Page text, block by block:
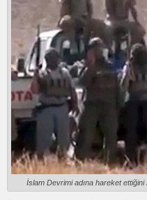
İslam Devrimi adına hareket